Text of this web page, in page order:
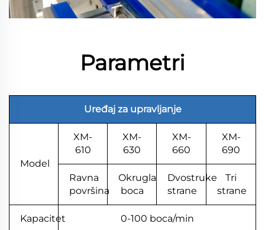
Parametri
Uređaj za upravljanje
Model
XM-
610
XM-
630
XM-
660
XM-
690
Ravna
površina
Okrugla
boca
Dvostruke
strane
Tri
strane
Kapacitet 0-100 boca/min